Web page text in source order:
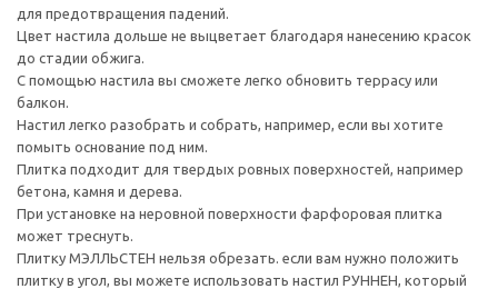
для предотвращения падений.
Цвет настила дольше не выцветает благодаря нанесению красок
до стадии обжига.
С помощью настила вы сможете легко обновить террасу или
балкон.
Настил легко разобрать и собрать, например, если вы хотите
помыть основание под ним.
Плитка подходит для твердых ровных поверхностей, например
бетона, камня и дерева.
При установке на неровной поверхности фарфоровая плитка
может треснуть.
Плитку МЭЛЛЬСТЕН нельзя обрезать. если вам нужно положить
плитку в угол, вы можете использовать настил РУННЕН, который